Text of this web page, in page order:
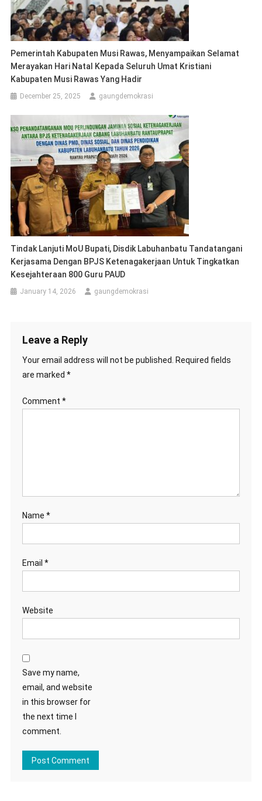
Pemerintah Kabupaten Musi Rawas, Menyampaikan Selamat
Merayakan Hari Natal Kepada Seluruh Umat Kristiani
Kabupaten Musi Rawas Yang Hadir
December 25, 2025 gaungdemokrasi
Tindak Lanjuti MoU Bupati, Disdik Labuhanbatu Tandatangani
Kerjasama Dengan BPJS Ketenagakerjaan Untuk Tingkatkan
Kesejahteraan 800 Guru PAUD
January 14, 2026 gaungdemokrasi
Leave a Reply
Your email address will not be published. Required fields
are marked *
Comment *
Name *
Email *
Website
Save my name,
email, and website
in this browser for
the next time I
comment.